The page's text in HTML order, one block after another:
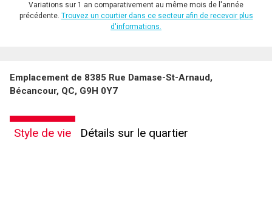
Variations sur 1 an comparativement au même mois de l'année
précédente. Trouvez un courtier dans ce secteur afin de recevoir plus
d'informations.
Emplacement de 8385 Rue Damase-St-Arnaud,
Bécancour, QC, G9H 0Y7
Style de vie Détails sur le quartier